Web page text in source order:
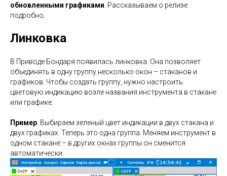
обновленными графиками . Рассказываем о релизе
подробно.
Линковка
В Приводе Бондаря появилась линковка. Она позволяет
объединять в одну группу несколько окон – стаканов и
графиков. Чтобы создать группу, нужно настроить
цветовую индикацию возле названия инструмента в стакане
или графике.
Пример . Выбираем зеленый цвет индикации в двух стакана и
двух графиках. Теперь это одна группа. Меняем инструмент в
одном стакане – в других окнах группы он сменится
автоматически.